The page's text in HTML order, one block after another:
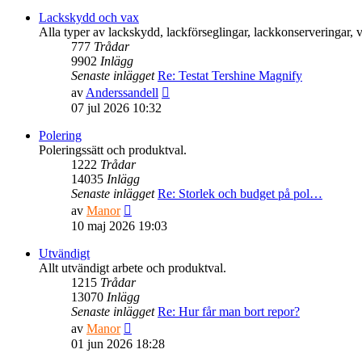
Lackskydd och vax
Alla typer av lackskydd, lackförseglingar, lackkonserveringar,
777 Trådar
9902 Inlägg
Senaste inlägget Re: Testat Tershine Magnify
av Anderssandell
inlägget
07 jul 2026 10:32
Polering
Poleringssätt och produktval.
1222 Trådar
14035 Inlägg
Senaste inlägget Re: Storlek och budget på pol…
av Manor
till
inlägget
10 maj 2026 19:03
Utvändigt
Allt utvändigt arbete och produktval.
1215 Trådar
13070 Inlägg
Senaste inlägget Re: Hur får man bort repor?
av Manor
till
01 jun 2026 18:28